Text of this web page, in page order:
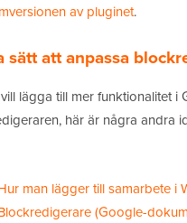
av pluginet.
sätt att anpassa
lägga till mer funktionalitet i
här är några andra
man lägger till samarbete i
(Google-